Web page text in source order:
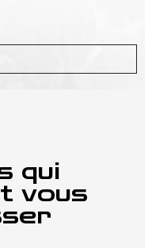
qui
vous